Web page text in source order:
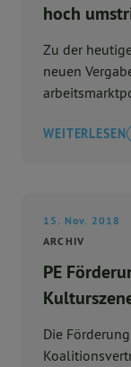
hoch
Zu der
neuen
WEITERLESEN
15. Nov. 2018
ARCHIV
PE
Die